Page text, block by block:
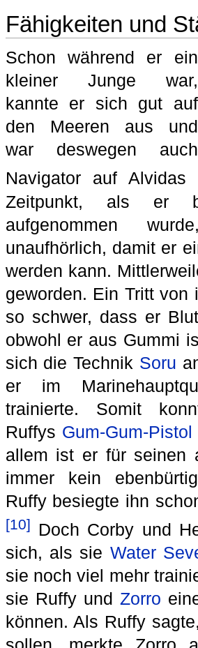
Fähigkeiten und
Schon während er ein
kleiner Junge war,
kannte er sich gut auf
den Meeren aus und
war deswegen auch
Navigator auf Alvidas
Zeitpunkt, als er
aufgenommen
unaufhörlich, damit er
werden kann.
geworden. Ein Tritt von
so schwer, dass er
obwohl er aus Gummi
sich die Technik Soru
er im
trainierte. Somit
Ruffys Gum-Gum-Pistol
allem ist er für seinen
immer kein
Ruffy besiegte ihn
[10]
Doch Corby und
sich, als sie Water
sie noch viel mehr
sie Ruffy undZorro
können. Als Ruffy